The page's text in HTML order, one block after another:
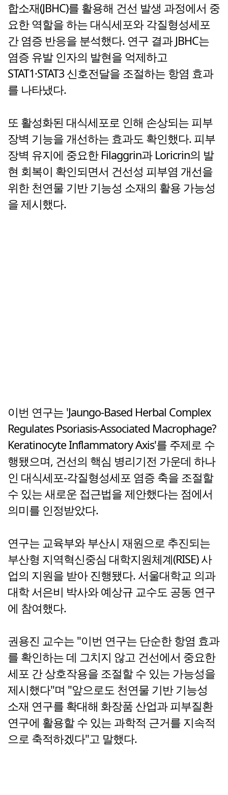
합소재(JBHC)를 활용해 건선 발생 과정에서 중
요한 역할을 하는 대식세포와 각질형성세포
간 염증 반응을 분석했다. 연구 결과 JBHC는
염증 유발 인자의 발현을 억제하고
STAT1·STAT3 신호전달을 조절하는 항염 효과
를 나타냈다.
또 활성화된 대식세포로 인해 손상되는 피부
장벽 기능을 개선하는 효과도 확인했다. 피부
장벽 유지에 중요한 Filaggrin과 Loricrin의 발
현 회복이 확인되면서 건선성 피부염 개선을
위한 천연물 기반 기능성 소재의 활용 가능성
을 제시했다.
이번 연구는 'Jaungo-Based Herbal Complex
Regulates Psoriasis-Associated Macrophage?
Keratinocyte Inflammatory Axis'를 주제로 수
행됐으며, 건선의 핵심 병리기전 가운데 하나
인 대식세포-각질형성세포 염증 축을 조절할
수 있는 새로운 접근법을 제안했다는 점에서
의미를 인정받았다.
연구는 교육부와 부산시 재원으로 추진되는
부산형 지역혁신중심 대학지원체계(RISE) 사
업의 지원을 받아 진행됐다. 서울대학교 의과
대학 서은비 박사와 예상규 교수도 공동 연구
에 참여했다.
권용진 교수는 "이번 연구는 단순한 항염 효과
를 확인하는 데 그치지 않고 건선에서 중요한
세포 간 상호작용을 조절할 수 있는 가능성을
제시했다"며 "앞으로도 천연물 기반 기능성
소재 연구를 확대해 화장품 산업과 피부질환
연구에 활용할 수 있는 과학적 근거를 지속적
으로 축적하겠다"고 말했다.